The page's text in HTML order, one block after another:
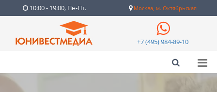
10:00 - 19:00, Пн-Пт. Москва, м. Октябрьская
+7 (495) 984-89-10